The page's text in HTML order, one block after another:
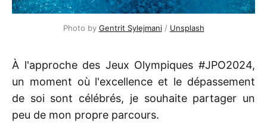
Photo by Gentrit Sylejmani / Unsplash
À l'approche des Jeux Olympiques #JPO2024,
un moment où l'excellence et le dépassement
de soi sont célébrés, je souhaite partager un
peu de mon propre parcours.